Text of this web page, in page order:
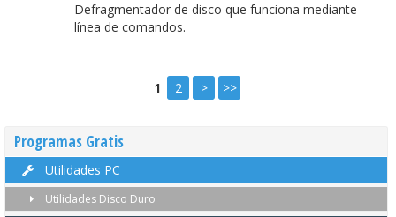
Defragmentador de disco que funciona mediante
línea de comandos.
1 2 > >>
Programas Gratis
Utilidades PC
Utilidades Disco Duro